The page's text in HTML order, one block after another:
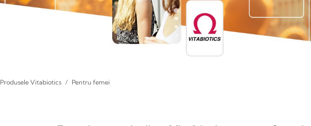
Produsele Vitabiotics Pentru femei